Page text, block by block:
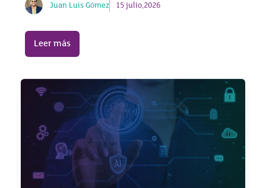
Juan Luis Gómez 15 julio,2026
Leer más